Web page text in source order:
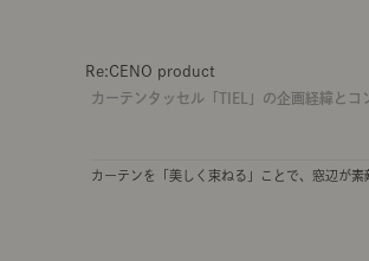
Re:CENO product
カーテンタッセル「TIEL」の企画経緯とコ
カーテンを「美しく束ねる」ことで、窓辺が素